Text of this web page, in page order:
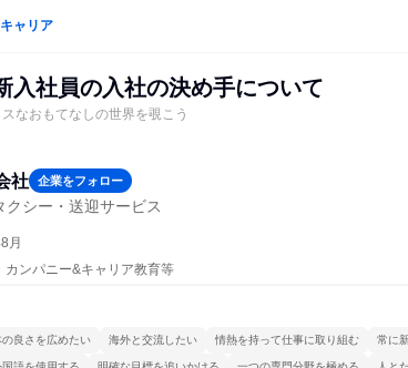
キャリア
入社員の入社の決め手について
なおもてなしの世界を覗こう
社 企業をフォロー
シー・送迎サービス
月
ンパニー&キャリア教育等
の良さを広めたい 海外と交流したい 情熱を持って仕事に取り組む 常に